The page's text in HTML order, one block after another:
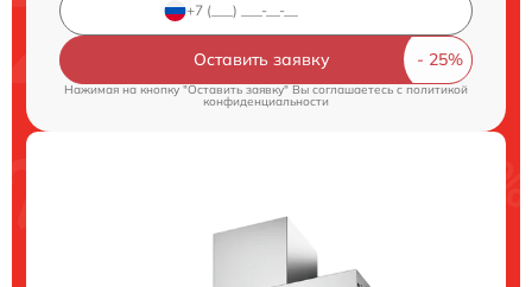
Оставить заявку
Нажимая на кнопку "Оставить заявку" Вы соглашаетесь cполитикой
конфиденциальности